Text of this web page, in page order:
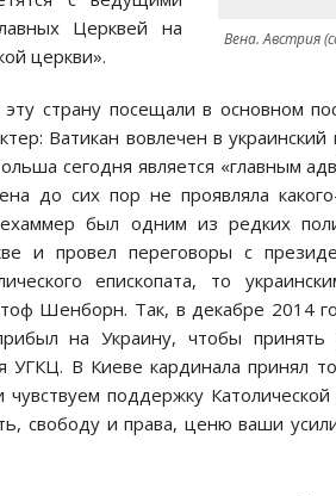
Вена. Австрия
Церквей на
церкви».
страну посещали в основном
Ватикан вовлечен в украинский
сегодня является «главным
до сих пор не проявляла
был одним из редких
и провел переговоры с
епископата, то
Шенборн. Так, в декабре 2014
на Украину, чтобы принять
УГКЦ. В Киеве кардинала принял
поддержку
свободу и права, ценю ваши